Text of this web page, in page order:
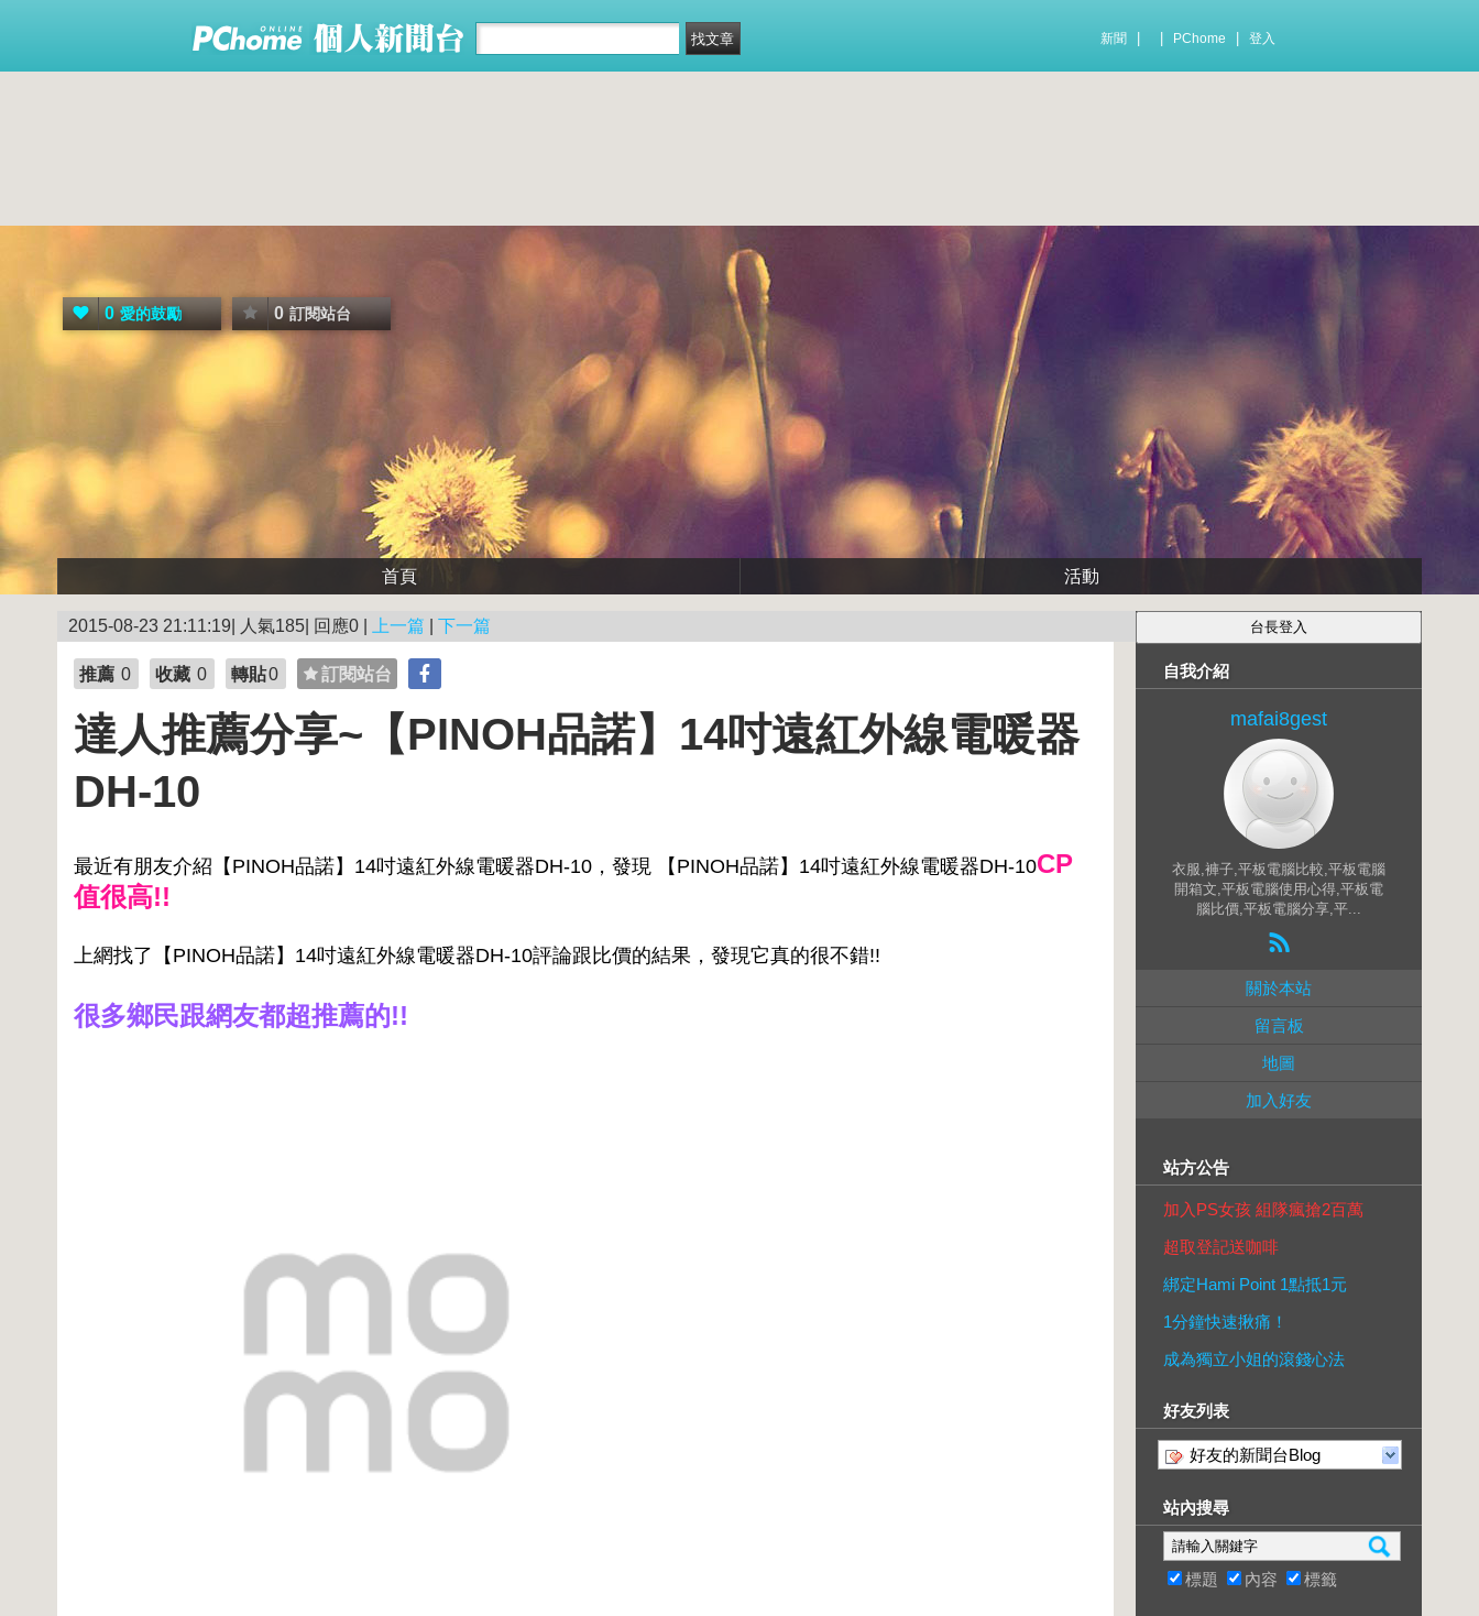
新聞 PChome 登入
0 愛的鼓勵 0 訂閱站台
首頁 活動
2015-08-23 21:11:19| 人氣185| 回應0 | 上一篇 下一篇
推薦 0 收藏 0 轉貼0 訂閱站台
達人推薦分享~【PINOH品諾】14吋遠紅外線電暖器
DH-10
最近有朋友介紹【PINOH品諾】14吋遠紅外線電暖器DH-10，發現 【PINOH品諾】14吋遠紅外線電暖器DH-10CP
值很高!!
上網找了【PINOH品諾】14吋遠紅外線電暖器DH-10評論跟比價的結果，發現它真的很不錯!!
很多鄉民跟網友都超推薦的!!
自我介紹
mafai8gest
衣服,褲子,平板電腦比較,平板電腦
開箱文,平板電腦使用心得,平板電
腦比價,平板電腦分享,平...
關於本站
留言板
地圖
加入好友
站方公告
加入PS女孩 組隊瘋搶2百萬
超取登記送咖啡
綁定Hami Point 1點抵1元
1分鐘快速揪痛！
成為獨立小姐的滾錢心法
好友列表
好友的新聞台Blog
站內搜尋
標題 內容 標籤